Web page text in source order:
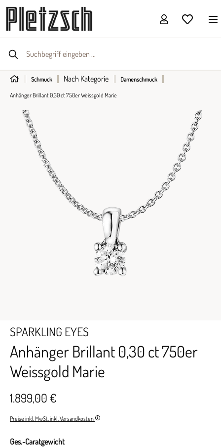
Schmuck Nach Kategorie Damenschmuck
Anhänger Brillant 0,30 ct 750er Weissgold Marie
SPARKLING EYES
Anhänger Brillant 0,30 ct 750er
Weissgold Marie
1.899,00 €
Preise inkl. MwSt. inkl. Versandkosten
Ges.-Caratgewicht